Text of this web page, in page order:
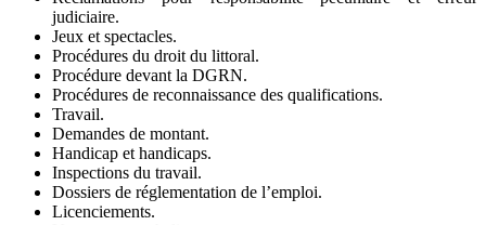
judiciaire.
Jeux et spectacles.
Procédures du droit du littoral.
Procédure devant la DGRN.
Procédures de reconnaissance des qualifications.
Travail.
Demandes de montant.
Handicap et handicaps.
Inspections du travail.
Dossiers de réglementation de l’emploi.
Licenciements.